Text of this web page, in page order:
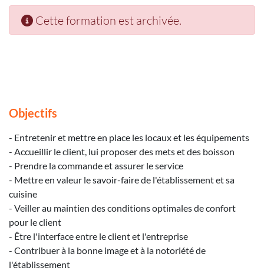
Cette formation est archivée.
Objectifs
- Entretenir et mettre en place les locaux et les équipements
- Accueillir le client, lui proposer des mets et des boisson
- Prendre la commande et assurer le service
- Mettre en valeur le savoir-faire de l'établissement et sa
cuisine
- Veiller au maintien des conditions optimales de confort
pour le client
- Être l'interface entre le client et l'entreprise
- Contribuer à la bonne image et à la notoriété de
l'établissement